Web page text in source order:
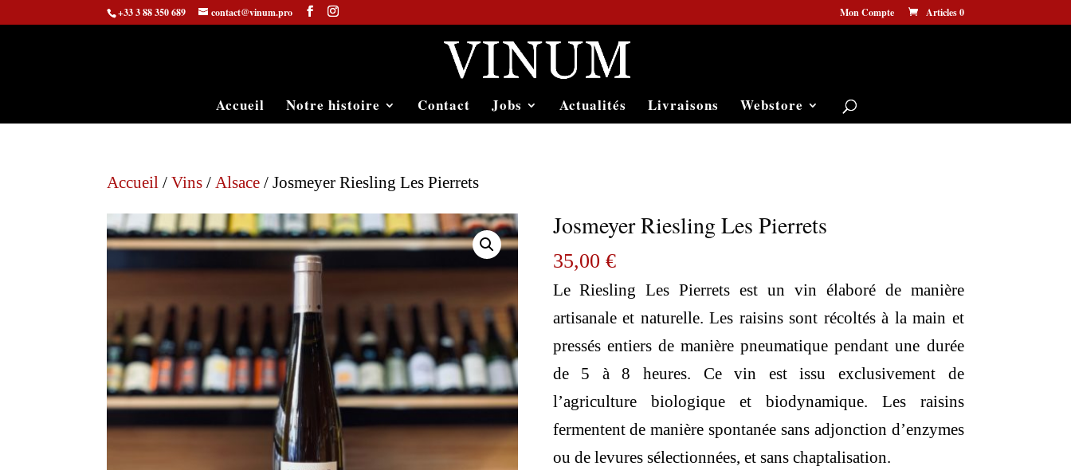
+33 3 88 350 689 contact@vinum.pro Mon Compte Articles 0
Accueil Notre histoire Contact Jobs Actualités Livraisons Webstore
Accueil /Vins /Alsace / Josmeyer Riesling Les Pierrets
Josmeyer Riesling Les Pierrets
35,00 €
Le Riesling Les Pierrets est un vin élaboré de manière
artisanale et naturelle. Les raisins sont récoltés à la main et
pressés entiers de manière pneumatique pendant une durée
de 5 à 8 heures. Ce vin est issu exclusivement de
l’agriculture biologique et biodynamique. Les raisins
fermentent de manière spontanée sans adjonction d’enzymes
ou de levures sélectionnées, et sans chaptalisation.